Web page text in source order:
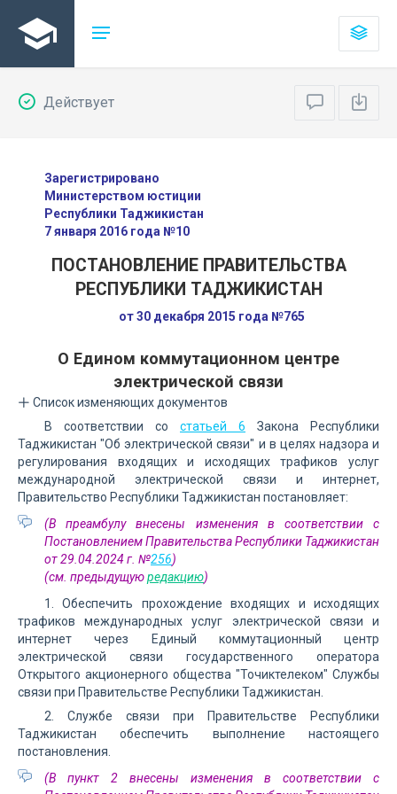
Действует
Зарегистрировано
Министерством юстиции
Республики Таджикистан
7 января 2016 года №10
ПОСТАНОВЛЕНИЕ ПРАВИТЕЛЬСТВА
РЕСПУБЛИКИ ТАДЖИКИСТАН
от 30 декабря 2015 года №765
О Едином коммутационном центре
электрической связи
Список изменяющих документов
В соответствии со статьей 6 Закона Республики
Таджикистан "Об электрической связи" и в целях надзора и
регулирования входящих и исходящих трафиков услуг
международной электрической связи и интернет,
Правительство Республики Таджикистан постановляет:
(В преамбулу внесены изменения в соответствии с
Постановлением Правительства Республики Таджикистан
от 29.04.2024 г. №256)
(см. предыдущуюредакцию)
1. Обеспечить прохождение входящих и исходящих
трафиков международных услуг электрической связи и
интернет через Единый коммутационный центр
электрической связи государственного оператора
Открытого акционерного общества "Точиктелеком" Службы
связи при Правительстве Республики Таджикистан.
2. Службе связи при Правительстве Республики
Таджикистан обеспечить выполнение настоящего
постановления.
(В пункт 2 внесены изменения в соответствии с